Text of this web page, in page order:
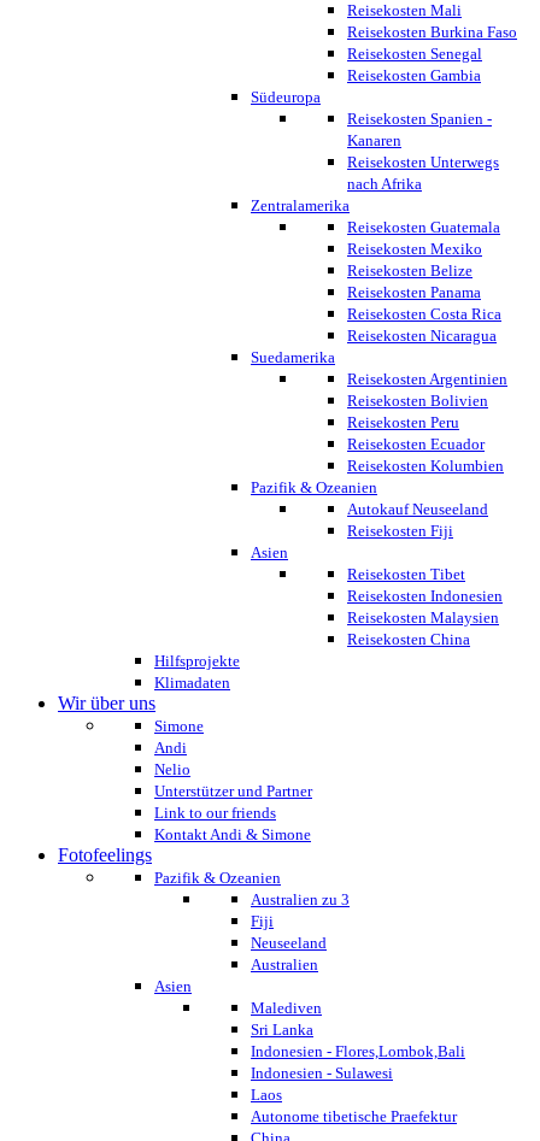
Reisekosten Mali
Reisekosten Burkina Faso
Reisekosten Senegal
Reisekosten Gambia
Südeuropa
Reisekosten Spanien -
Kanaren
Reisekosten Unterwegs
nach Afrika
Zentralamerika
Reisekosten Guatemala
Reisekosten Mexiko
Reisekosten Belize
Reisekosten Panama
Reisekosten Costa Rica
Reisekosten Nicaragua
Suedamerika
Reisekosten Argentinien
Reisekosten Bolivien
Reisekosten Peru
Reisekosten Ecuador
Reisekosten Kolumbien
Pazifik & Ozeanien
Autokauf Neuseeland
Reisekosten Fiji
Asien
Reisekosten Tibet
Reisekosten Indonesien
Reisekosten Malaysien
Reisekosten China
Hilfsprojekte
Klimadaten
Wir über uns
Simone
Andi
Nelio
Unterstützer und Partner
Link to our friends
Kontakt Andi & Simone
Fotofeelings
Pazifik & Ozeanien
Australien zu 3
Fiji
Neuseeland
Australien
Asien
Malediven
Sri Lanka
Indonesien - Flores,Lombok,Bali
Indonesien - Sulawesi
Laos
Autonome tibetische Praefektur